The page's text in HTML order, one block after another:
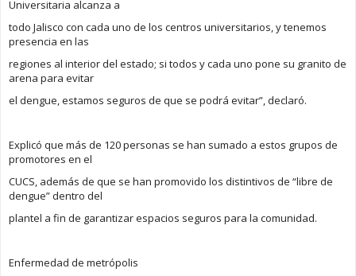
Universitaria alcanza a
todo Jalisco con cada uno de los centros universitarios, y tenemos
presencia en las
regiones al interior del estado; si todos y cada uno pone su granito de
arena para evitar
el dengue, estamos seguros de que se podrá evitar”, declaró.
Explicó que más de 120 personas se han sumado a estos grupos de
promotores en el
CUCS, además de que se han promovido los distintivos de “libre de
dengue” dentro del
plantel a fin de garantizar espacios seguros para la comunidad.
Enfermedad de metrópolis